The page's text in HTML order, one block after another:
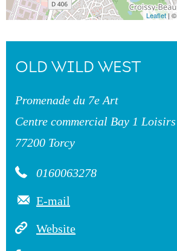
Leaflet | ©
OLD WILD WEST
Promenade du 7e Art
Centre commercial Bay 1 Loisirs
77200 Torcy
0160063278
E-mail
Website